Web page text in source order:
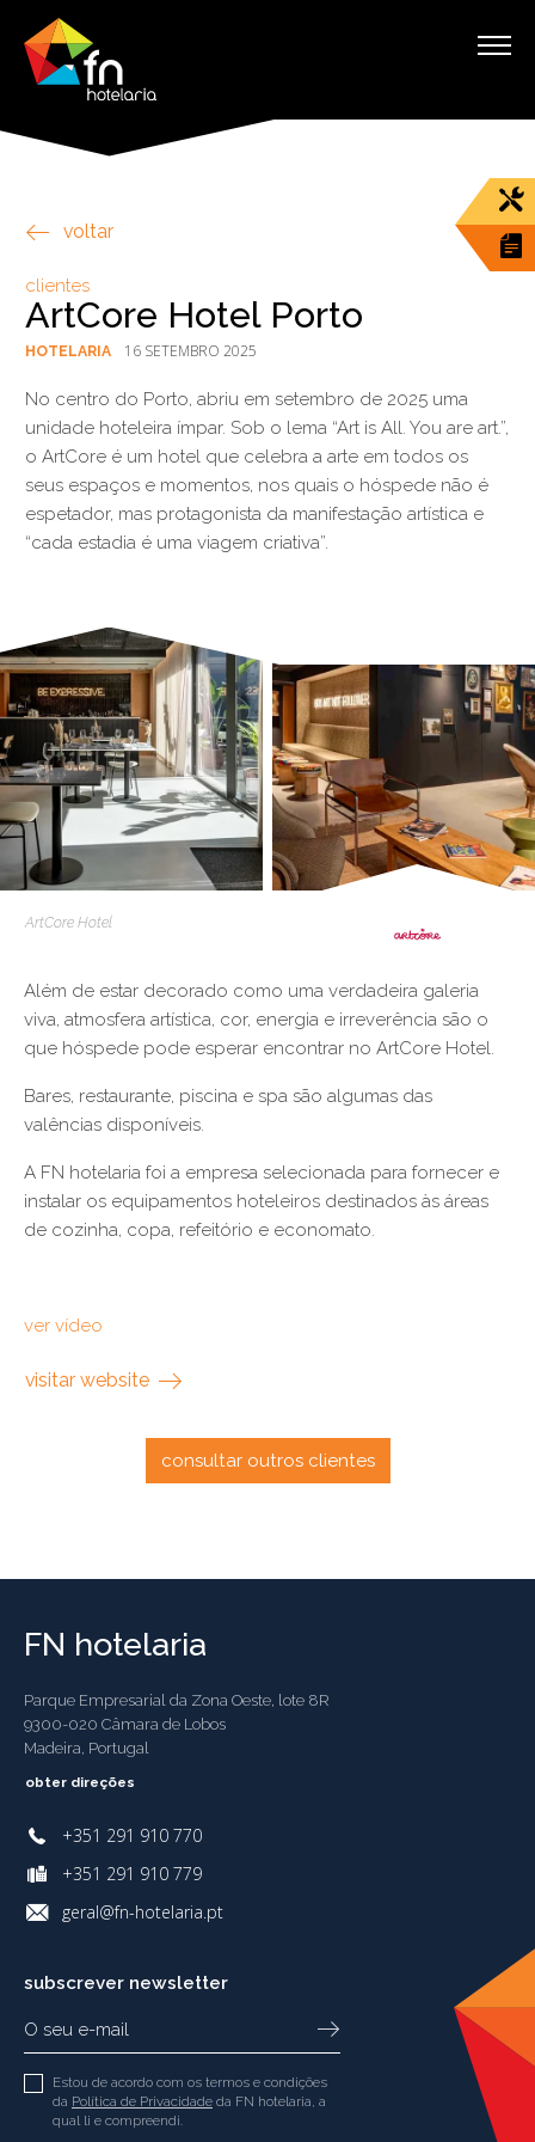
voltar
clientes
ArtCore Hotel Porto
HOTELARIA 16 SETEMBRO 2025
No centro do Porto, abriu em setembro de 2025 uma
unidade hoteleira ímpar. Sob o lema “Art is All. You are art.”,
o ArtCore é um hotel que celebra a arte em todos os
seus espaços e momentos, nos quais o hóspede não é
espetador, mas protagonista da manifestação artística e
“cada estadia é uma viagem criativa”.
ArtCore Hotel
Além de estar decorado como uma verdadeira galeria
viva, atmosfera artística, cor, energia e irreverência são o
que hóspede pode esperar encontrar no ArtCore Hotel.
Bares, restaurante, piscina e spa são algumas das
valências disponíveis.
A FN hotelaria foi a empresa selecionada para fornecer e
instalar os equipamentos hoteleiros destinados às áreas
de cozinha, copa, refeitório e economato.
ver vídeo
visitar website
consultar outros clientes
FN hotelaria
Parque Empresarial da Zona Oeste, lote 8R
9300-020 Câmara de Lobos
Madeira, Portugal
obter direções
+351 291 910 770
+351 291 910 779
geral@fn-hotelaria.pt
subscrever newsletter
Estou de acordo com os termos e condições
da Política de Privacidade da FN hotelaria, a
qual li e compreendi.